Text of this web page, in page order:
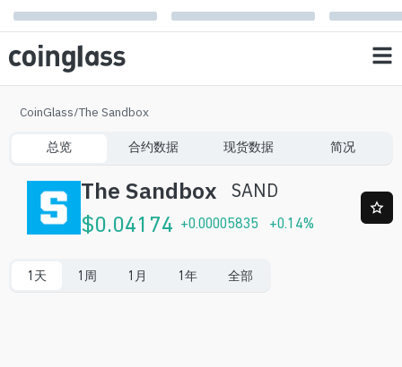
CoinGlass/The Sandbox
总览 合约数据 现货数据 简况
The Sandbox SAND
$0.04174 +0.00005835 +0.14%
1天 1周 1月 1年 全部